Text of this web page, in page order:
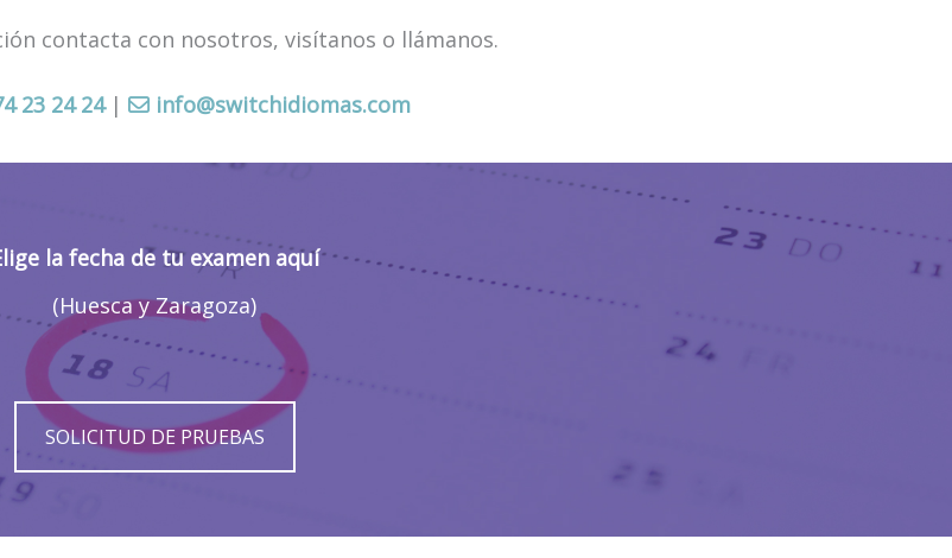
contacta con nosotros, visítanos o llámanos.
23 24 24| info@switchidiomas.com
la fecha de tu examen aquí
(Huesca y Zaragoza)
SOLICITUD DE PRUEBAS